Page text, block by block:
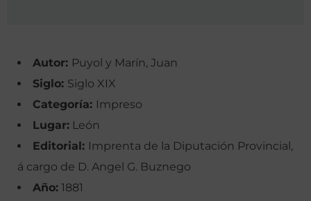
Autor: Puyol y Marín, Juan
Siglo: Siglo XIX
Categoría: Impreso
Lugar: León
Editorial: Imprenta de la Diputación Provincial,
á cargo de D. Angel G. Buznego
Año: 1881